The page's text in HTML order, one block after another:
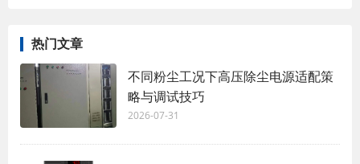
热门文章
不同粉尘工况下高压除尘电源适配策
略与调试技巧
2026-07-31